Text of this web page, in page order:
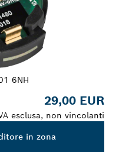
6NH
29,00 EUR
esclusa, non vincolanti
in zona